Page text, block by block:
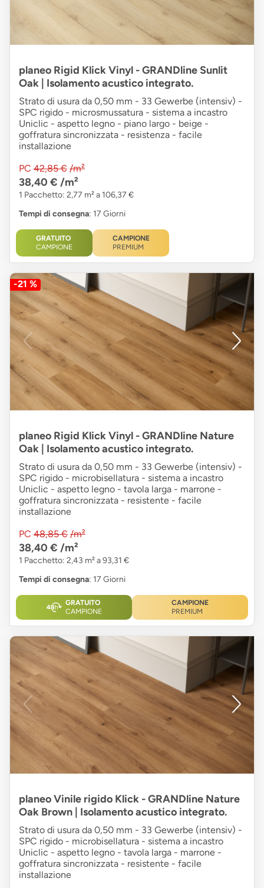
planeo Rigid Klick Vinyl - GRANDline Sunlit
Oak | Isolamento acustico integrato.
Strato di usura da 0,50 mm - 33 Gewerbe (intensiv) -
SPC rigido - microsmussatura - sistema a incastro
Uniclic - aspetto legno - piano largo - beige -
goffratura sincronizzata - resistenza - facile
installazione
PC 42,85 € /m²
38,40 € /m²
1 Pacchetto: 2,77 m² a 106,37 €
Tempi di consegna: 17 Giorni
GRATUITO
CAMPIONE
CAMPIONE
PREMIUM
-21 %
planeo Rigid Klick Vinyl - GRANDline Nature
Oak | Isolamento acustico integrato.
Strato di usura da 0,50 mm - 33 Gewerbe (intensiv) -
SPC rigido - microbisellatura - sistema a incastro
Uniclic - aspetto legno - tavola larga - marrone -
goffratura sincronizzata - resistente - facile
installazione
PC 48,85 € /m²
38,40 € /m²
1 Pacchetto: 2,43 m² a 93,31 €
Tempi di consegna: 17 Giorni
GRATUITO
CAMPIONE
CAMPIONE
PREMIUM
planeo Vinile rigido Klick - GRANDline Nature
Oak Brown | Isolamento acustico integrato.
Strato di usura da 0,50 mm - 33 Gewerbe (intensiv) -
SPC rigido - microbisellatura - sistema a incastro
Uniclic - aspetto legno - tavola larga - marrone -
goffratura sincronizzata - resistente - facile
installazione